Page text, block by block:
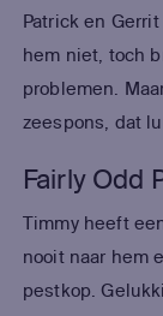
Patrick en
hem niet, toch
problemen.
zeespons, dat
Fairly Odd
Timmy heeft
nooit naar hem
pestkop.